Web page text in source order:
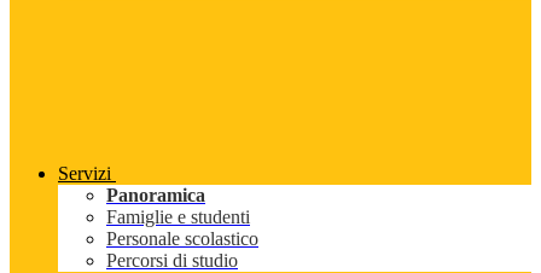
Servizi
Panoramica
Famiglie e studenti
Personale scolastico
Percorsi di studio